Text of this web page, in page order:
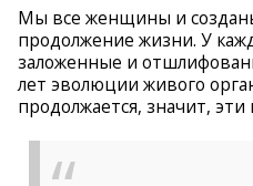
Мы все женщины и
продолжение жизни. У
заложенные и
лет эволюции живого
продолжается, значит,